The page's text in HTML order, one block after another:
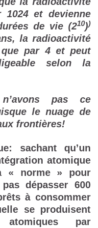
et devienne
de vie (210))
la radioactivité
par 4 et peut
selon la
n’avons pas ce
le nuage de
frontières!
sachant qu’un
atomique
« norme » pour
dépasser 600
à consommer
se produisent
atomiques par